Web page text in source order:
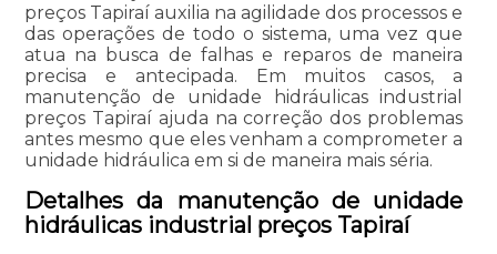
preços Tapiraí auxilia na agilidade dos processos e
das operações de todo o sistema, uma vez que
atua na busca de falhas e reparos de maneira
precisa e antecipada. Em muitos casos, a
manutenção de unidade hidráulicas industrial
preços Tapiraí ajuda na correção dos problemas
antes mesmo que eles venham a comprometer a
unidade hidráulica em si de maneira mais séria.
Detalhes da manutenção de unidade
hidráulicas industrial preços Tapiraí